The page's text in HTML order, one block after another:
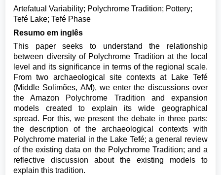
Artefatual Variability; Polychrome Tradition; Pottery;
Tefé Lake; Tefé Phase
Resumo em inglês
This paper seeks to understand the relationship
between diversity of Polychrome Tradition at the local
level and its significance in terms of the regional scale.
From two archaeological site contexts at Lake Tefé
(Middle Solimões, AM), we enter the discussions over
the Amazon Polychrome Tradition and expansion
models created to explain its wide geographical
spread. For this, we present the debate in three parts:
the description of the archaeological contexts with
Polychrome material in the Lake Tefé; a general review
of the existing data on the Polychrome Tradition; and a
reflective discussion about the existing models to
explain this tradition.